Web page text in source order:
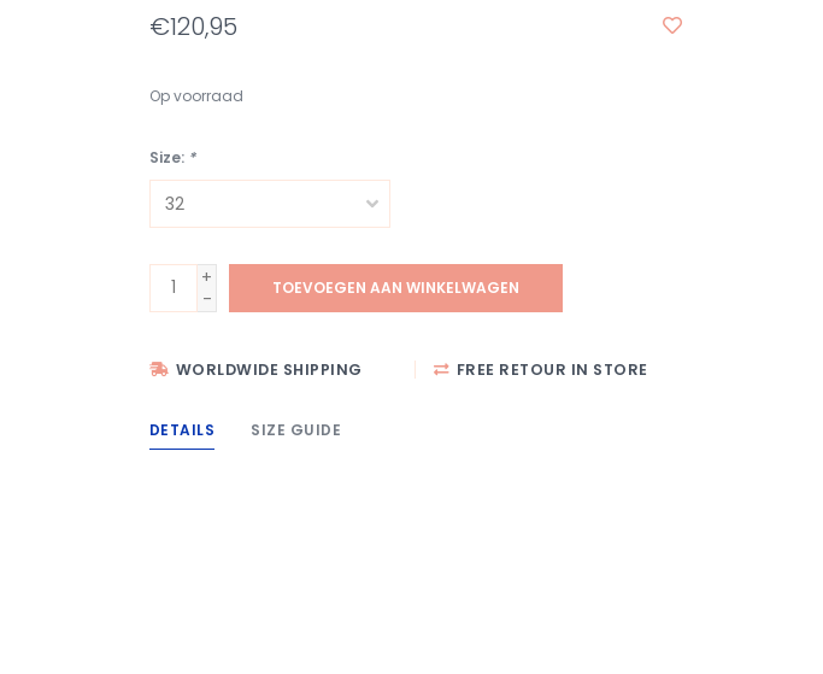
€120,95
Op voorraad
Size: *
+
-
TOEVOEGEN AAN WINKELWAGEN
WORLDWIDE SHIPPING FREE RETOUR IN STORE
DETAILS SIZE GUIDE